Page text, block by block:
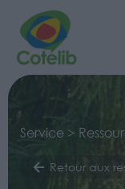
Service >
Retour aux